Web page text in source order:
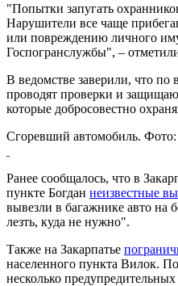
"Попытки запугать
Нарушители все чаще
или повреждению личного
Госпогранслужбы", –
В ведомстве заверили, что
проводят проверки и
которые добросовестно
Сгоревший автомобиль.
Ранее сообщалось, что в
пункте Богдан неизвестные
вывезли в багажнике авто на
лезть, куда не нужно".
Также на Закарпатье
населенного пункта Вилок.
несколько